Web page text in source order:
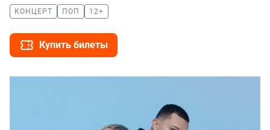
КОНЦЕРТ ПОП 12+
Купить билеты